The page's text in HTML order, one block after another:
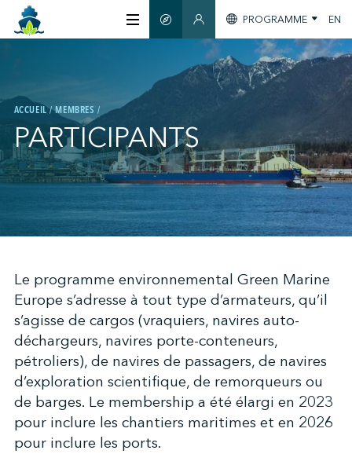
CERTIFICATION
MEMBRES
GREEN SHIPPING DAY
S'INFORMER
NOUS JOINDRE
↩︎
GUIDE INTELLIGENT
ESPACE MEMBRES
PROGRAMME EN
ACCUEIL MEMBRES
PARTICIPANTS
Le programme environnemental Green Marine
Europe s’adresse à tout type d’armateurs, qu’il
s’agisse de cargos (vraquiers, navires auto-
déchargeurs, navires porte-conteneurs,
pétroliers), de navires de passagers, de navires
d’exploration scientifique, de remorqueurs ou
de barges. Le membership a été élargi en 2023
pour inclure les chantiers maritimes et en 2026
pour inclure les ports.